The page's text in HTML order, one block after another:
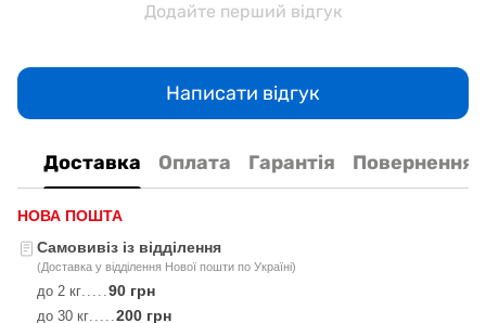
Додайте перший відгук
Написати відгук
Доставка Оплата Гарантія Повернення
НОВА ПОШТА
Самовивіз із відділення
(Доставка у відділення Нової пошти по Україні)
до 2 кг.....90 грн
до 30 кг.....200 грн